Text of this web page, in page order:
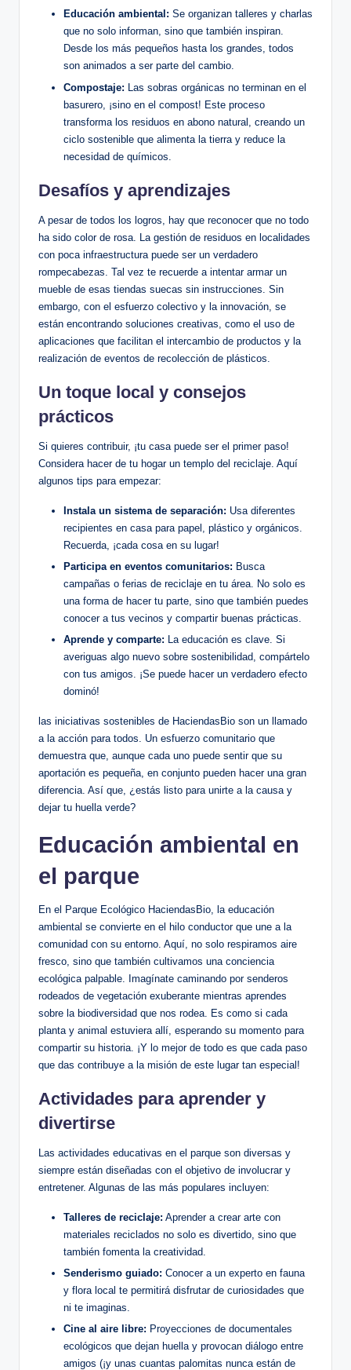
Educación ambiental: Se organizan talleres y charlas
que no solo informan, sino que también inspiran.
Desde los más pequeños hasta los grandes, todos
son animados a ser parte del cambio.
Compostaje: Las sobras orgánicas no terminan en el
basurero, ¡sino en el compost! Este proceso
transforma los residuos en abono natural, creando un
ciclo sostenible que alimenta la tierra y reduce la
necesidad de químicos.
Desafíos y aprendizajes
A pesar de todos los logros, hay que reconocer que no todo
ha sido color de rosa. La gestión de residuos en localidades
con poca infraestructura puede ser un verdadero
rompecabezas. Tal vez te recuerde a intentar armar un
mueble de esas tiendas suecas sin instrucciones. Sin
embargo, con el esfuerzo colectivo y la innovación, se
están encontrando soluciones creativas, como el uso de
aplicaciones que facilitan el intercambio de productos y la
realización de eventos de recolección de plásticos.
Un toque local y consejos
prácticos
Si quieres contribuir, ¡tu casa puede ser el primer paso!
Considera hacer de tu hogar un templo del reciclaje. Aquí
algunos tips para empezar:
Instala un sistema de separación: Usa diferentes
recipientes en casa para papel, plástico y orgánicos.
Recuerda, ¡cada cosa en su lugar!
Participa en eventos comunitarios: Busca
campañas o ferias de reciclaje en tu área. No solo es
una forma de hacer tu parte, sino que también puedes
conocer a tus vecinos y compartir buenas prácticas.
Aprende y comparte: La educación es clave. Si
averiguas algo nuevo sobre sostenibilidad, compártelo
con tus amigos. ¡Se puede hacer un verdadero efecto
dominó!
las iniciativas sostenibles de HaciendasBio son un llamado
a la acción para todos. Un esfuerzo comunitario que
demuestra que, aunque cada uno puede sentir que su
aportación es pequeña, en conjunto pueden hacer una gran
diferencia. Así que, ¿estás listo para unirte a la causa y
dejar tu huella verde?
Educación ambiental en
el parque
En el Parque Ecológico HaciendasBio, la educación
ambiental se convierte en el hilo conductor que une a la
comunidad con su entorno. Aquí, no solo respiramos aire
fresco, sino que también cultivamos una conciencia
ecológica palpable. Imagínate caminando por senderos
rodeados de vegetación exuberante mientras aprendes
sobre la biodiversidad que nos rodea. Es como si cada
planta y animal estuviera allí, esperando su momento para
compartir su historia. ¡Y lo mejor de todo es que cada paso
que das contribuye a la misión de este lugar tan especial!
Actividades para aprender y
divertirse
Las actividades educativas en el parque son diversas y
siempre están diseñadas con el objetivo de involucrar y
entretener. Algunas de las más populares incluyen:
Talleres de reciclaje: Aprender a crear arte con
materiales reciclados no solo es divertido, sino que
también fomenta la creatividad.
Senderismo guiado: Conocer a un experto en fauna
y flora local te permitirá disfrutar de curiosidades que
ni te imaginas.
Cine al aire libre: Proyecciones de documentales
ecológicos que dejan huella y provocan diálogo entre
amigos (¡y unas cuantas palomitas nunca están de